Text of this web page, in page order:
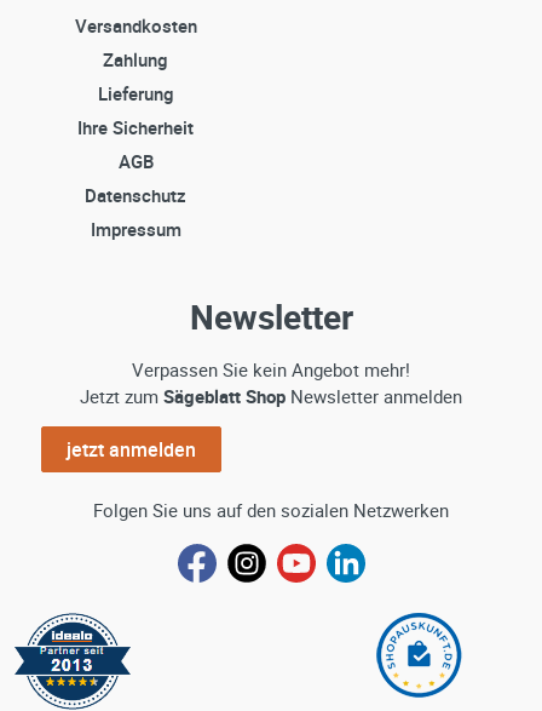
Versandkosten
Zahlung
Lieferung
Ihre Sicherheit
AGB
Datenschutz
Impressum
Newsletter
Verpassen Sie kein Angebot mehr!
Jetzt zum Sägeblatt Shop Newsletter anmelden
jetzt anmelden
Folgen Sie uns auf den sozialen Netzwerken